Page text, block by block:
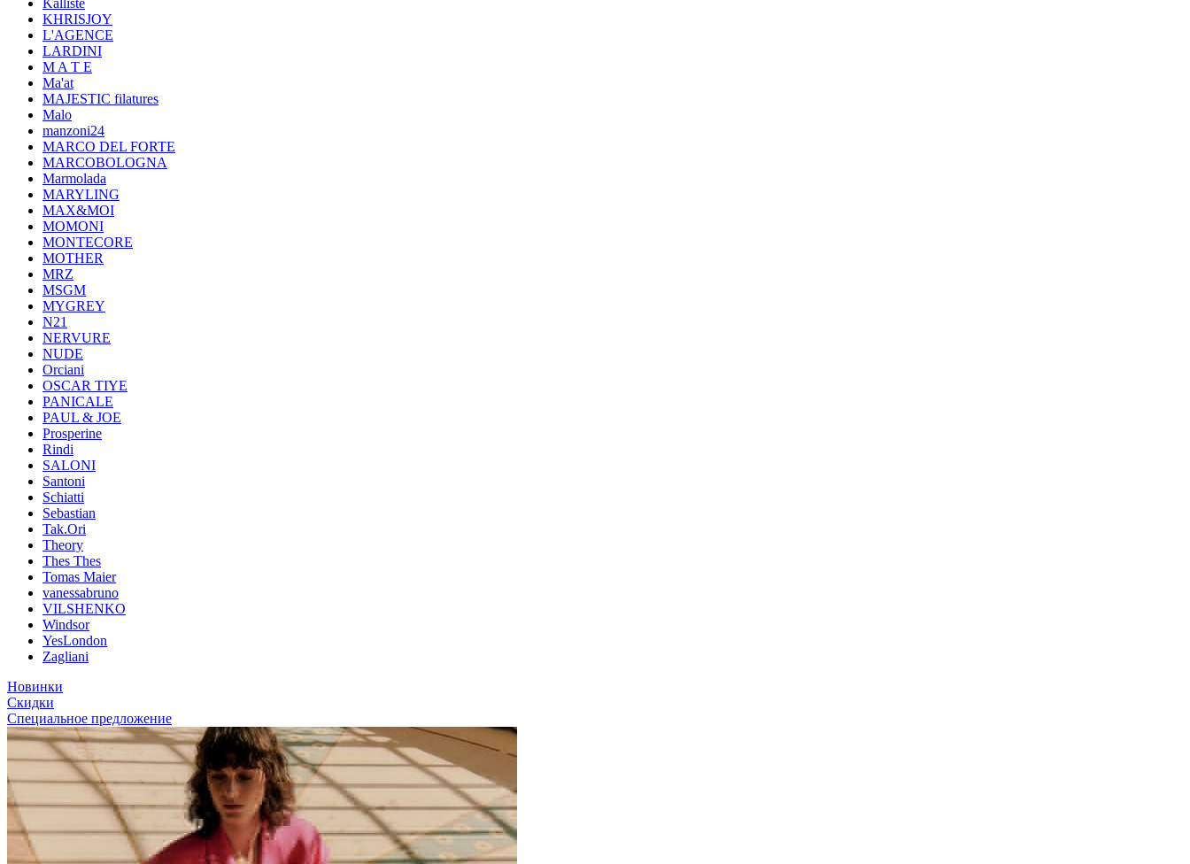
Kalliste
KHRISJOY
L'AGENCE
LARDINI
M A T E
Ma'at
MAJESTIC filatures
Malo
manzoni24
MARCO DEL FORTE
MARCOBOLOGNA
Marmolada
MARYLING
MAX&MOI
MOMONI
MONTECORE
MOTHER
MRZ
MSGM
MYGREY
N21
NERVURE
NUDE
Orciani
OSCAR TIYE
PANICALE
PAUL & JOE
Prosperine
Rindi
SALONI
Santoni
Schiatti
Sebastian
Tak.Ori
Theory
Thes Thes
Tomas Maier
vanessabruno
VILSHENKO
Windsor
YesLondon
Zagliani
Новинки
Скидки
Специальное предложение